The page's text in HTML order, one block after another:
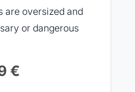
are oversized and
or dangerous
€